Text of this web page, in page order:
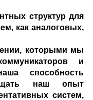
структур для
как аналоговых,
которыми мы
и
способность
наш опыт
систем,